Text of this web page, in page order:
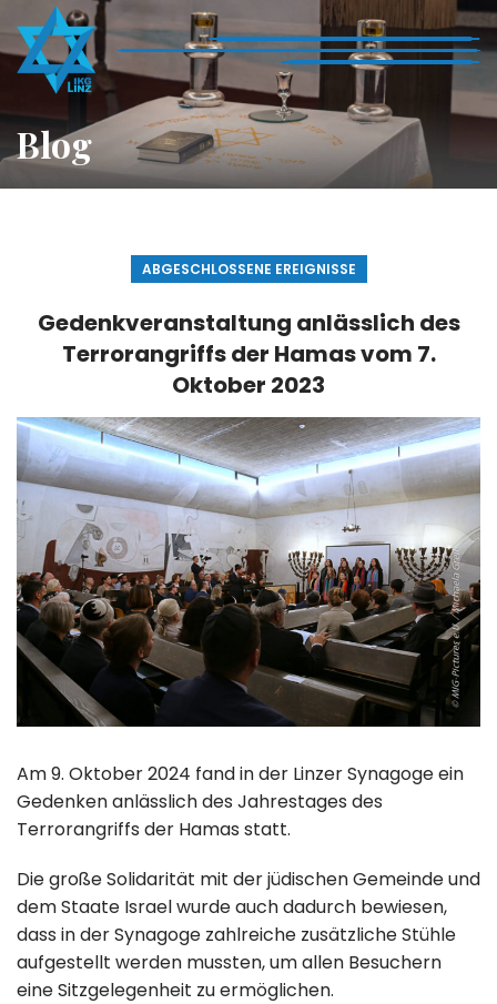
Blog
ABGESCHLOSSENE EREIGNISSE
Gedenkveranstaltung anlässlich des
Terrorangriffs der Hamas vom 7.
Oktober 2023
Am 9. Oktober 2024 fand in der Linzer Synagoge ein
Gedenken anlässlich des Jahrestages des
Terrorangriffs der Hamas statt.
Die große Solidarität mit der jüdischen Gemeinde und
dem Staate Israel wurde auch dadurch bewiesen,
dass in der Synagoge zahlreiche zusätzliche Stühle
aufgestellt werden mussten, um allen Besuchern
eine Sitzgelegenheit zu ermöglichen.